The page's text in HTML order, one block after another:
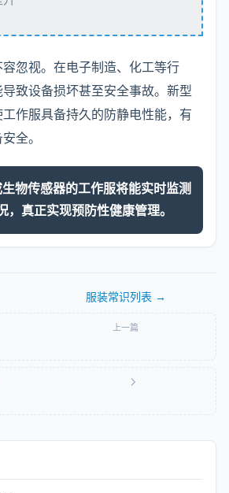
容忽视。在电子制造、化工等行
致设备损坏甚至安全事故。新型
作服具备持久的防静电性能，有
全。
物传感器的工作服将能实时监测
，真正实现预防性健康管理。
服装常识列表 →
上一篇